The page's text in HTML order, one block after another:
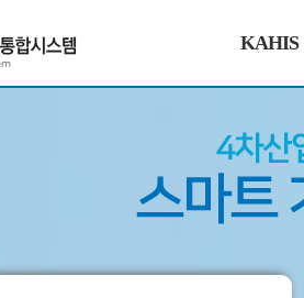
KAHIS